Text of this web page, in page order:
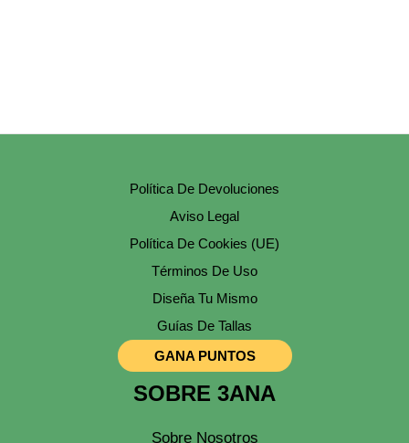
Política De Devoluciones
Aviso Legal
Política De Cookies (UE)
Términos De Uso
Diseña Tu Mismo
Guías De Tallas
GANA PUNTOS
SOBRE 3ANA
Sobre Nosotros